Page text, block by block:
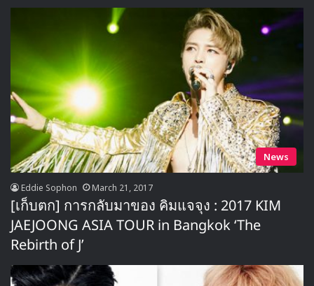
News
Eddie Sophon March 21, 2017
[เก็บตก] การกลับมาของ คิมแจจุง : 2017 KIM
JAEJOONG ASIA TOUR in Bangkok ‘The
Rebirth of J’